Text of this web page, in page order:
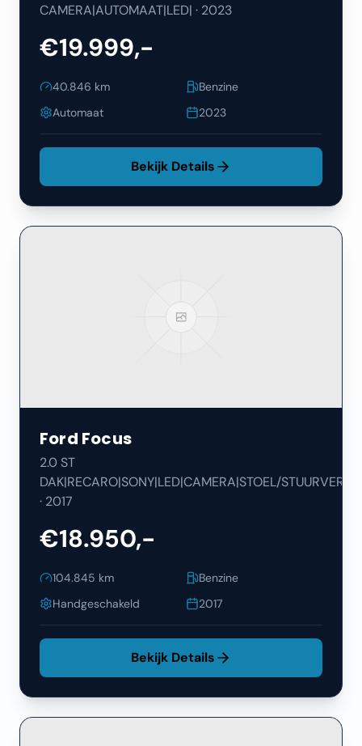
CAMERA|AUTOMAAT|LED| · 2023
€19.999,-
40.846 km
Benzine
Automaat
2023
Bekijk Details
Ford Focus
2.0 ST
DAK|RECARO|SONY|LED|CAMERA|STOEL/STUURVERW|
· 2017
€18.950,-
104.845 km
Benzine
Handgeschakeld
2017
Bekijk Details